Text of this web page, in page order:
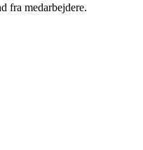
fra medarbejdere.